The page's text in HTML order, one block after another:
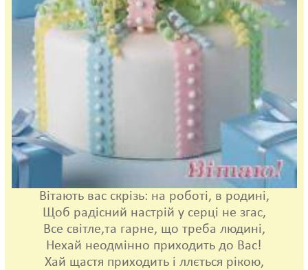
Вітають вас скрізь: на роботі, в родині,
Щоб радісний настрій у серці не згас,
Все світле,та гарне, що треба людині,
Нехай неодмінно приходить до Вас!
Хай щастя приходить і ллється рікою,